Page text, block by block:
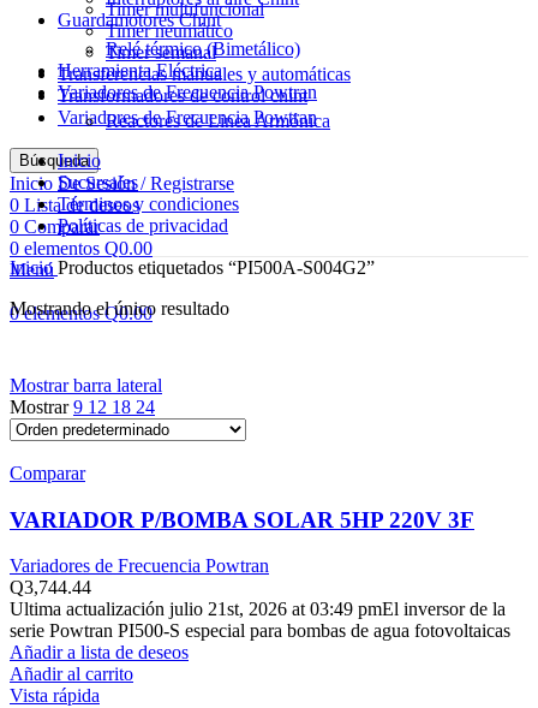
Timer multifuncional
Timer neumático
Timer semanal
Transferencias manuales y automáticas
Transformadores de control chint
Variadores de Frecuencia Powtran
Búsqueda
Inicio De Sesión / Registrarse
0 Lista de deseos
0 Comparar
0 elementos Q0.00
Menú
0elementos Q0.00
Guardamotores Chint
Relé térmico (Bimetálico)
Herramienta Eléctrica
Variadores de Frecuencia Powtran
Reactores de Linea Armónica
Inicio
Sucursales
Términos y condiciones
Políticas de privacidad
Inicio Productos etiquetados “PI500A-S004G2”
Mostrando el único resultado
Mostrar barra lateral
Mostrar9 12 18 24
Comparar
VARIADOR P/BOMBA SOLAR 5HP 220V 3F
Variadores de Frecuencia Powtran
Q3,744.44
Ultima actualización julio 21st, 2026 at 03:49 pmEl inversor de la
serie Powtran PI500-S especial para bombas de agua fotovoltaicas
Añadir a lista de deseos
Añadir al carrito
Vista rápida